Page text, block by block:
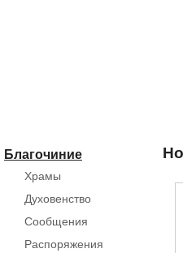
Благочиние
Храмы
Духовенство
Сообщения
Распоряжения